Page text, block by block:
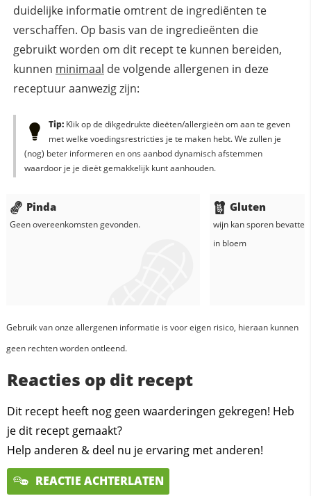
duidelijke informatie omtrent de ingrediënten te
verschaffen. Op basis van de ingredieënten die
gebruikt worden om dit recept te kunnen bereiden,
kunnen minimaal de volgende allergenen in deze
receptuur aanwezig zijn:
Tip:Klik op de dikgedrukte dieëten/allergieën om aan te geven
met welke voedingsrestricties je te maken hebt. We zullen je
(nog) beter informeren en ons aanbod dynamisch afstemmen
waardoor je je dieët gemakkelijk kunt aanhouden.
Pinda
Geen overeenkomsten gevonden.
Gluten
wijnkan sporen
in bloem
Gebruik van onze allergenen informatie is voor eigen risico, hieraan kunnen
geen rechten worden ontleend.
Reacties op dit recept
Dit recept heeft nog geen waarderingen gekregen! Heb
je dit recept gemaakt?
Help anderen & deel nu je ervaring met anderen!
REACTIE ACHTERLATEN